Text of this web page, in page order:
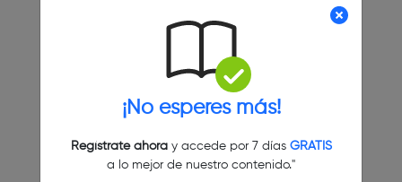
¡No esperes más!
Regístrate ahoray accede por 7 días GRATIS
a lo mejor de nuestro contenido."